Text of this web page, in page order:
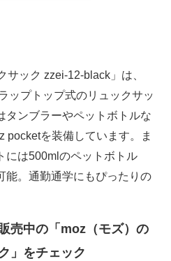
ック zzei-12-black」は、
ップトップ式のリュックサッ
タンブラーやペットボトルな
pocketを装備しています。ま
には500mlのペットボトル
能。通勤通学にもぴったりの
売中の「moz（モズ）の
」をチェック